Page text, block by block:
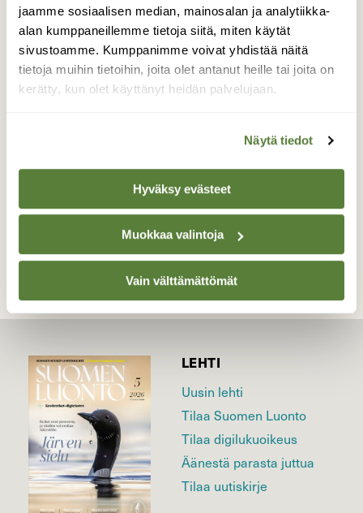
jaamme sosiaalisen median, mainosalan ja analytiikka-
alan kumppaneillemme tietoja siitä, miten käytät
sivustoamme. Kumppanimme voivat yhdistää näitä
tietoja muihin tietoihin, joita olet antanut heille tai joita on
kerätty, kun olet käyttänyt heidän palvelujaan.
Näytä tiedot
Hyväksy evästeet
Muokkaa valintoja
Vain välttämättömät
Vaarallisen punaista
Torniossa eräällä niitetyllä pellolla ajotien
varrella kasvaa kärpässieni "populaatio".
TAKAISIN LISTAAN
LEHTI
Uusin lehti
Tilaa Suomen Luonto
Tilaa digilukuoikeus
Äänestä parasta juttua
Tilaa uutiskirje